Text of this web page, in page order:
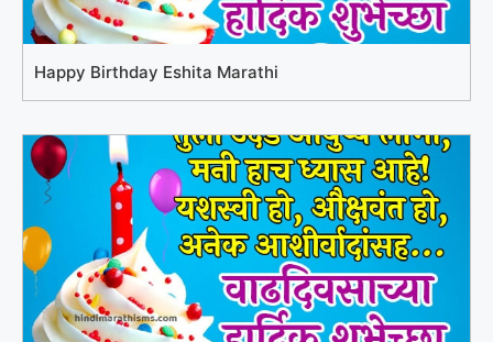
Happy Birthday Eshita Marathi